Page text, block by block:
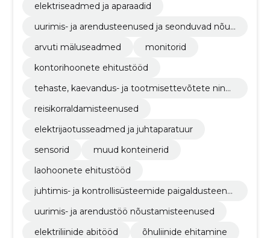
elektriseadmed ja aparaadid
uurimis- ja arendusteenused ja seonduvad nõus
arvuti mäluseadmed
monitorid
kontorihoonete ehitustööd
tehaste, kaevandus- ja tootmisettevõtete ning
reisikorraldamisteenused
elektrijaotusseadmed ja juhtaparatuur
sensorid
muud konteinerid
laohoonete ehitustööd
juhtimis- ja kontrollisüsteemide paigaldusteenu
uurimis- ja arendustöö nõustamisteenused
elektriliinide abitööd
õhuliinide ehitamine